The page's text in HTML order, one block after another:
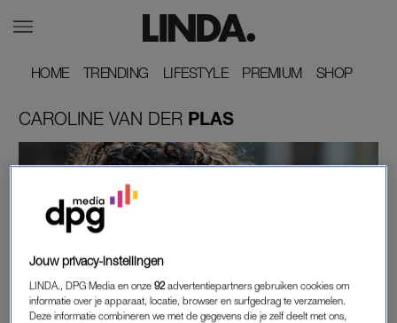
HOME
HOME TRENDING
TRENDING LIFESTYLE
LIFESTYLE PREMIUM
PREMIUM SHOP
SHOP
CAROLINE VAN DER PLAS
BEETJE BIJBLIJVEN
Jouw privacy-instellingen
LINDA., DPG Media en onze92 advertentiepartners gebruiken cookies om
informatie over je apparaat, locatie, browser en surfgedrag te verzamelen.
Deze informatie combineren we met de gegevens die je zelf deelt met ons,